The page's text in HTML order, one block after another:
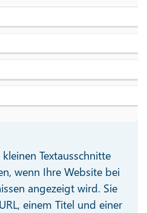
Textausschnitte
wenn Ihre Website bei
angezeigt wird. Sie
einem Titel und einer